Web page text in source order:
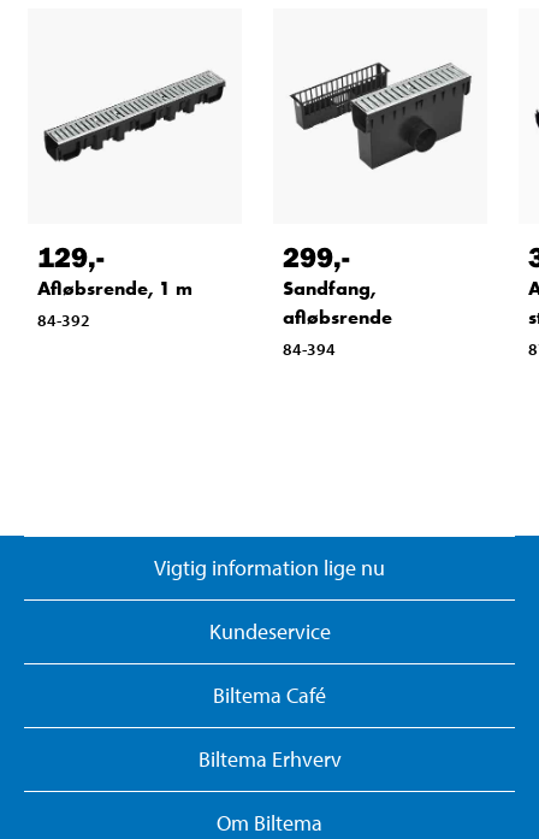
129,-
Afløbsrende, 1 m
84-392
299,-
Sandfang,
afløbsrende
84-394
Vigtig information lige nu
Kundeservice
Biltema Café
Biltema Erhverv
Om Biltema